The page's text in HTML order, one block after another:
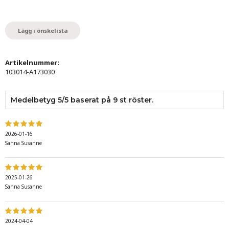
Lägg i önskelista
Artikelnummer:
103014-A173030
Medelbetyg 5/5 baserat på 9 st röster.
2026-01-16
Sanna Susanne
2025-01-26
Sanna Susanne
2024-04-04